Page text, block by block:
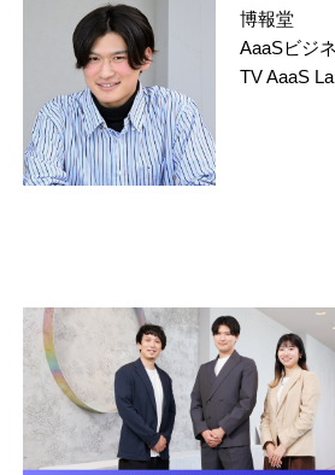
博報堂
AaaSビジ
TV AaaS